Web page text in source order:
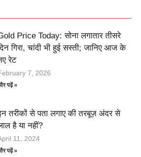
Price Today: सोना लगातार तीसरे
गिरा, चांदी भी हुई सस्ती; जानिए आज के
रेट
7, 2026
पढ़ें »
तरीकों से पता लगाए की तरबूज़ अंदर से
है या नहीं?
11, 2024
पढ़ें »